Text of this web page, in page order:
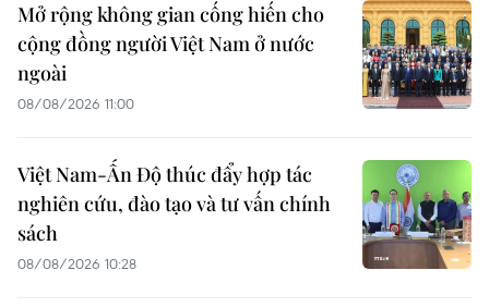
Mở rộng không gian cống hiến cho
cộng đồng người Việt Nam ở nước
ngoài
08/08/2026 11:00
Việt Nam-Ấn Độ thúc đẩy hợp tác
nghiên cứu, đào tạo và tư vấn chính
sách
08/08/2026 10:28